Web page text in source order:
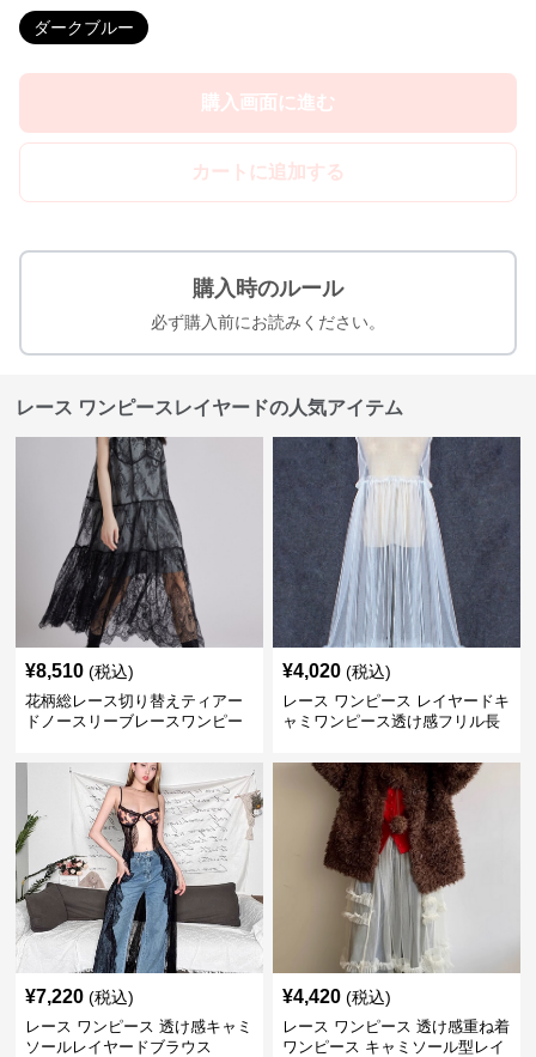
ダークブルー
購入画面に進む
カートに追加する
購入時のルール
必ず購入前にお読みください。
レース ワンピースレイヤードの人気アイテム
¥8,510 (税込)
花柄総レース切り替えティアー
ドノースリーブレースワンピー
¥4,020 (税込)
レース ワンピース レイヤードキ
ャミワンピース透け感フリル長
¥7,220 (税込)
レース ワンピース 透け感キャミ
ソールレイヤードブラウス
¥4,420 (税込)
レース ワンピース 透け感重ね着
ワンピース キャミソール型レイ